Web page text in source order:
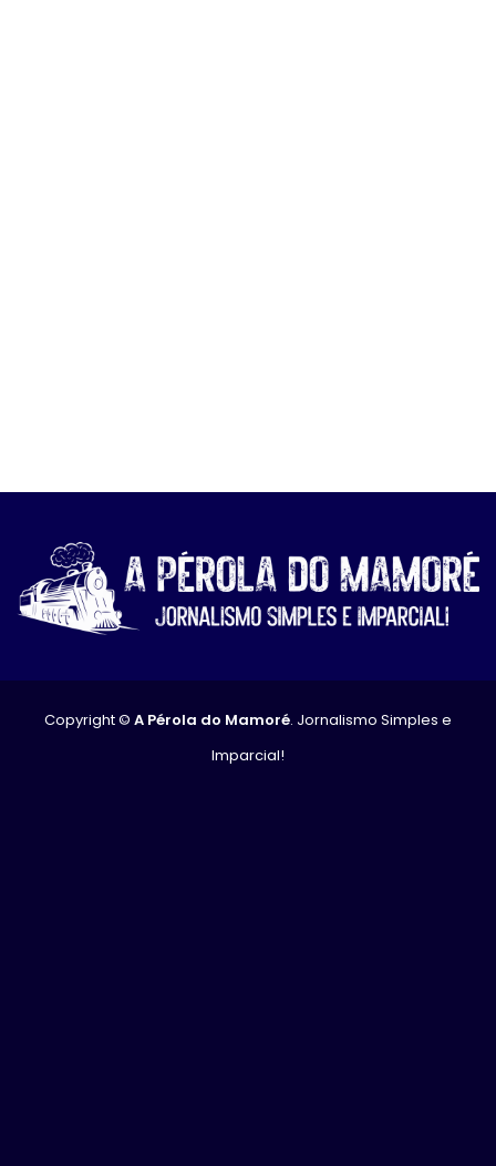
Copyright © A Pérola do Mamoré. Jornalismo Simples e
Imparcial!